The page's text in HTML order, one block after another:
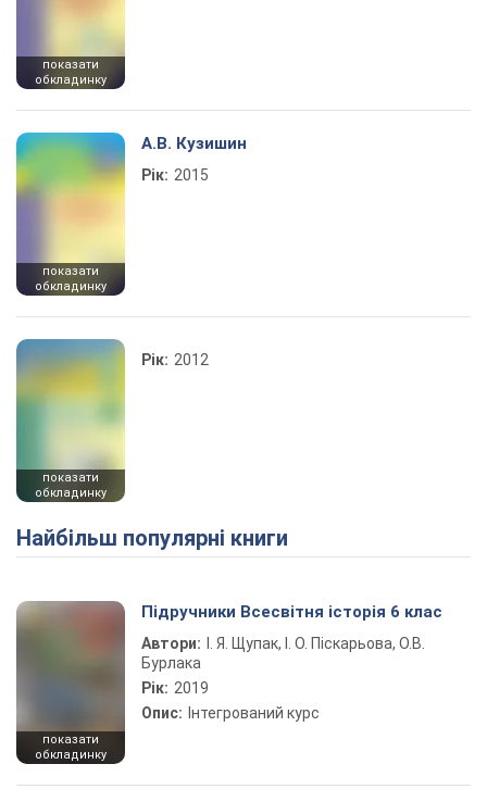
показати
обкладинку
показати
обкладинку
А.В. Кузишин
Рік: 2015
показати
обкладинку
Рік: 2012
Найбільш популярні книги
показати
обкладинку
Підручники Всесвітня історія 6 клас
Автори:
І. Я. Щупак, І. О. Піскарьова, О.В.
Бурлака
Рік: 2019
Опис: Інтегрований курс